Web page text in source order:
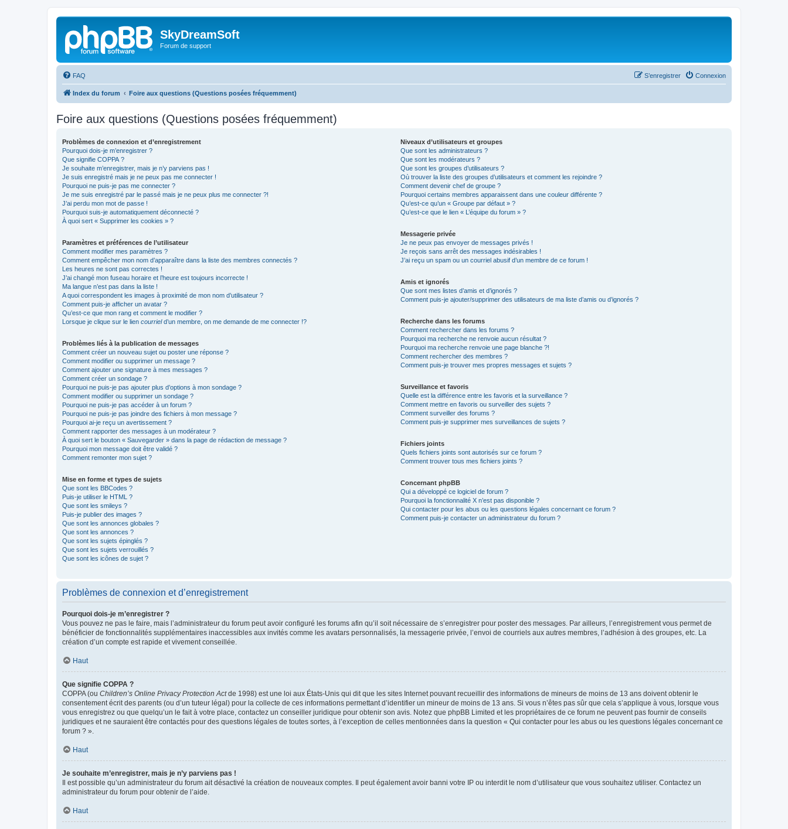
SkyDreamSoft
Forum de support
FAQ Connexion
S’enregistrer
Index du forum Foire aux questions (Questions posées fréquemment)
Foire aux questions (Questions posées fréquemment)
Problèmes de connexion et d’enregistrement
Pourquoi dois-je m’enregistrer ?
Que signifie COPPA ?
Je souhaite m’enregistrer, mais je n’y parviens pas !
Je suis enregistré mais je ne peux pas me connecter !
Pourquoi ne puis-je pas me connecter ?
Je me suis enregistré par le passé mais je ne peux plus me connecter ?!
J’ai perdu mon mot de passe !
Pourquoi suis-je automatiquement déconnecté ?
À quoi sert « Supprimer les cookies » ?
Paramètres et préférences de l’utilisateur
Comment modifier mes paramètres ?
Comment empêcher mon nom d’apparaître dans la liste des membres connectés ?
Les heures ne sont pas correctes !
J’ai changé mon fuseau horaire et l’heure est toujours incorrecte !
Ma langue n’est pas dans la liste !
A quoi correspondent les images à proximité de mon nom d’utilisateur ?
Comment puis-je afficher un avatar ?
Qu’est-ce que mon rang et comment le modifier ?
Lorsque je clique sur le lien courrield’un membre, on me demande de me connecter !?
Problèmes liés à la publication de messages
Comment créer un nouveau sujet ou poster une réponse ?
Comment modifier ou supprimer un message ?
Comment ajouter une signature à mes messages ?
Comment créer un sondage ?
Pourquoi ne puis-je pas ajouter plus d’options à mon sondage ?
Comment modifier ou supprimer un sondage ?
Pourquoi ne puis-je pas accéder à un forum ?
Pourquoi ne puis-je pas joindre des fichiers à mon message ?
Pourquoi ai-je reçu un avertissement ?
Comment rapporter des messages à un modérateur ?
À quoi sert le bouton « Sauvegarder » dans la page de rédaction de message ?
Pourquoi mon message doit être validé ?
Comment remonter mon sujet ?
Mise en forme et types de sujets
Que sont les BBCodes ?
Puis-je utiliser le HTML ?
Que sont les smileys ?
Puis-je publier des images ?
Que sont les annonces globales ?
Que sont les annonces ?
Que sont les sujets épinglés ?
Que sont les sujets verrouillés ?
Que sont les icônes de sujet ?
Niveaux d’utilisateurs et groupes
Que sont les administrateurs ?
Que sont les modérateurs ?
Que sont les groupes d’utilisateurs ?
Où trouver la liste des groupes d’utilisateurs et comment les rejoindre ?
Comment devenir chef de groupe ?
Pourquoi certains membres apparaissent dans une couleur différente ?
Qu’est-ce qu’un « Groupe par défaut » ?
Qu’est-ce que le lien « L’équipe du forum » ?
Messagerie privée
Je ne peux pas envoyer de messages privés !
Je reçois sans arrêt des messages indésirables !
J’ai reçu un spam ou un courriel abusif d’un membre de ce forum !
Amis et ignorés
Que sont mes listes d’amis et d’ignorés ?
Comment puis-je ajouter/supprimer des utilisateurs de ma liste d’amis ou d’ignorés ?
Recherche dans les forums
Comment rechercher dans les forums ?
Pourquoi ma recherche ne renvoie aucun résultat ?
Pourquoi ma recherche renvoie une page blanche ?!
Comment rechercher des membres ?
Comment puis-je trouver mes propres messages et sujets ?
Surveillance et favoris
Quelle est la différence entre les favoris et la surveillance ?
Comment mettre en favoris ou surveiller des sujets ?
Comment surveiller des forums ?
Comment puis-je supprimer mes surveillances de sujets ?
Fichiers joints
Quels fichiers joints sont autorisés sur ce forum ?
Comment trouver tous mes fichiers joints ?
Concernant phpBB
Qui a développé ce logiciel de forum ?
Pourquoi la fonctionnalité X n’est pas disponible ?
Qui contacter pour les abus ou les questions légales concernant ce forum ?
Comment puis-je contacter un administrateur du forum ?
Problèmes de connexion et d’enregistrement
Pourquoi dois-je m’enregistrer ?
Vous pouvez ne pas le faire, mais l’administrateur du forum peut avoir configuré les forums afin qu’il soit nécessaire de s’enregistrer pour poster des messages. Par ailleurs, l’enregistrement vous permet de
bénéficier de fonctionnalités supplémentaires inaccessibles aux invités comme les avatars personnalisés, la messagerie privée, l’envoi de courriels aux autres membres, l’adhésion à des groupes, etc. La
création d’un compte est rapide et vivement conseillée.
Haut
Que signifie COPPA ?
COPPA (ou Children’s Online Privacy Protection Actde 1998) est une loi aux États-Unis qui dit que les sites Internet pouvant recueillir des informations de mineurs de moins de 13 ans doivent obtenir le
consentement écrit des parents (ou d’un tuteur légal) pour la collecte de ces informations permettant d’identifier un mineur de moins de 13 ans. Si vous n’êtes pas sûr que cela s’applique à vous, lorsque vous
vous enregistrez ou que quelqu’un le fait à votre place, contactez un conseiller juridique pour obtenir son avis. Notez que phpBB Limited et les propriétaires de ce forum ne peuvent pas fournir de conseils
juridiques et ne sauraient être contactés pour des questions légales de toutes sortes, à l’exception de celles mentionnées dans la question « Qui contacter pour les abus ou les questions légales concernant ce
forum ? ».
Haut
Je souhaite m’enregistrer, mais je n’y parviens pas !
Il est possible qu’un administrateur du forum ait désactivé la création de nouveaux comptes. Il peut également avoir banni votre IP ou interdit le nom d’utilisateur que vous souhaitez utiliser. Contactez un
administrateur du forum pour obtenir de l’aide.
Haut